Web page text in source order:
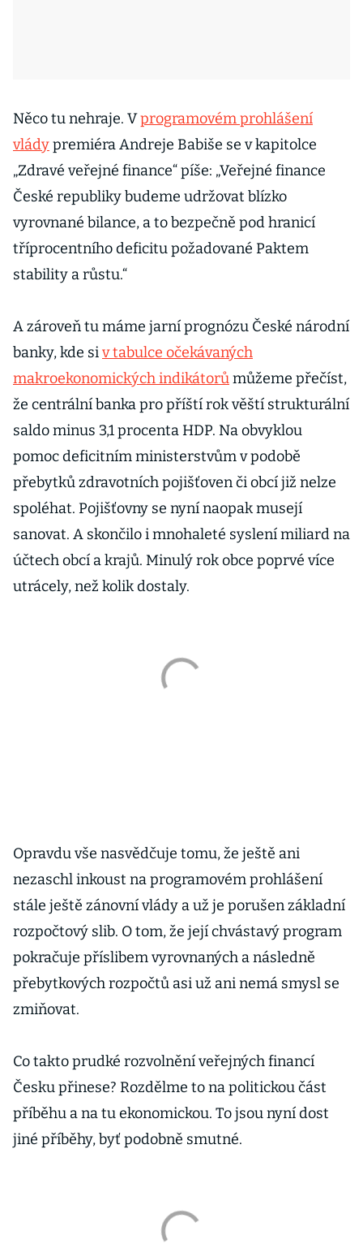
Něco tu nehraje. Vprogramovém prohlášení
vládypremiéra Andreje Babiše se v kapitolce
„Zdravé veřejné finance“ píše: „Veřejné finance
České republiky budeme udržovat blízko
vyrovnané bilance, a to bezpečně pod hranicí
tříprocentního deficitu požadované Paktem
stability a růstu.“
A zároveň tu máme jarní prognózu České národní
banky, kde siv tabulce očekávaných
makroekonomických indikátorůmůžeme přečíst,
že centrální banka pro příští rok věští strukturální
saldo minus 3,1 procenta HDP. Na obvyklou
pomoc deficitním ministerstvům v podobě
přebytků zdravotních pojišťoven či obcí již nelze
spoléhat. Pojišťovny se nyní naopak musejí
sanovat. A skončilo i mnohaleté syslení miliard na
účtech obcí a krajů. Minulý rok obce poprvé více
utrácely, než kolik dostaly.
Opravdu vše nasvědčuje tomu, že ještě ani
nezaschl inkoust na programovém prohlášení
stále ještě zánovní vlády a už je porušen základní
rozpočtový slib. O tom, že její chvástavý program
pokračuje příslibem vyrovnaných a následně
přebytkových rozpočtů asi už ani nemá smysl se
zmiňovat.
Co takto prudké rozvolnění veřejných financí
Česku přinese? Rozdělme to na politickou část
příběhu a na tu ekonomickou. To jsou nyní dost
jiné příběhy, byť podobně smutné.